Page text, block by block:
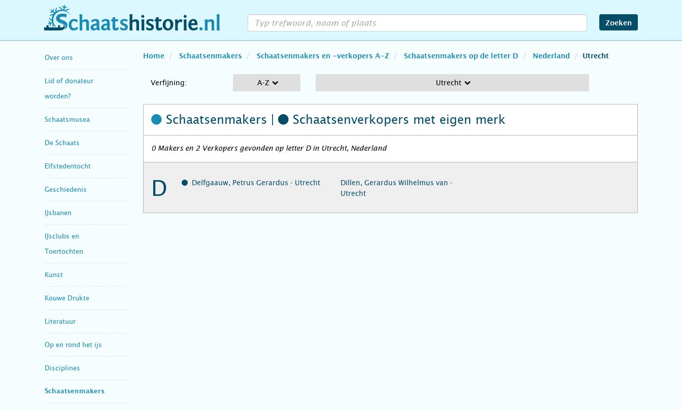
schaatshistorie.nl Zoeken
Over ons
Lid of donateur
worden?
Schaatsmusea
De Schaats
Elfstedentocht
Geschiedenis
IJsbanen
IJsclubs en
Toertochten
Kunst
Kouwe Drukte
Literatuur
Op en rond het ijs
Disciplines
Schaatsenmakers
Home Schaatsenmakers Schaatsenmakers en -verkopers A-Z Schaatsenmakers op de letter D Nederland Utrecht
Verfijning: A-Z Utrecht
Schaatsenmakers | Schaatsenverkopers met eigen merk
0 Makers en 2 Verkopers gevonden op letter D in Utrecht, Nederland
D Delfgaauw, Petrus Gerardus - Utrecht
Dillen, Gerardus Wilhelmus van -
Utrecht